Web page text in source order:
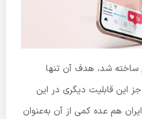
ساخته شد، هدف آن تنها
این قابلیت دیگری در این
هم عده کمی از آن به‌عنوان